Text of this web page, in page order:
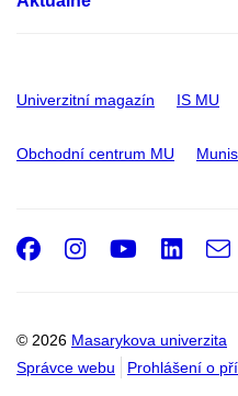
Univerzitní magazín IS MU
Obchodní centrum MU
© 2026 Masarykova univerzita
Správce webu
Prohlášení o
Facebook
Instagram